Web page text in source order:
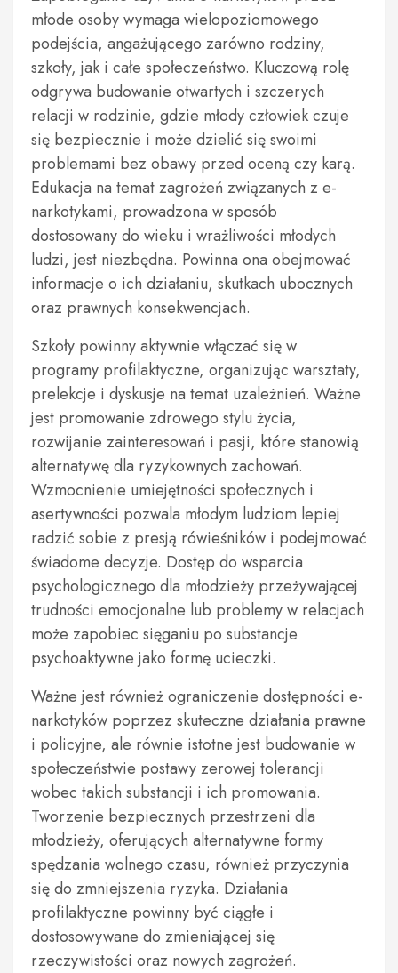
młode osoby wymaga wielopoziomowego
podejścia, angażującego zarówno rodziny,
szkoły, jak i całe społeczeństwo. Kluczową rolę
odgrywa budowanie otwartych i szczerych
relacji w rodzinie, gdzie młody człowiek czuje
się bezpiecznie i może dzielić się swoimi
problemami bez obawy przed oceną czy karą.
Edukacja na temat zagrożeń związanych z e-
narkotykami, prowadzona w sposób
dostosowany do wieku i wrażliwości młodych
ludzi, jest niezbędna. Powinna ona obejmować
informacje o ich działaniu, skutkach ubocznych
oraz prawnych konsekwencjach.
Szkoły powinny aktywnie włączać się w
programy profilaktyczne, organizując warsztaty,
prelekcje i dyskusje na temat uzależnień. Ważne
jest promowanie zdrowego stylu życia,
rozwijanie zainteresowań i pasji, które stanowią
alternatywę dla ryzykownych zachowań.
Wzmocnienie umiejętności społecznych i
asertywności pozwala młodym ludziom lepiej
radzić sobie z presją rówieśników i podejmować
świadome decyzje. Dostęp do wsparcia
psychologicznego dla młodzieży przeżywającej
trudności emocjonalne lub problemy w relacjach
może zapobiec sięganiu po substancje
psychoaktywne jako formę ucieczki.
Ważne jest również ograniczenie dostępności e-
narkotyków poprzez skuteczne działania prawne
i policyjne, ale równie istotne jest budowanie w
społeczeństwie postawy zerowej tolerancji
wobec takich substancji i ich promowania.
Tworzenie bezpiecznych przestrzeni dla
młodzieży, oferujących alternatywne formy
spędzania wolnego czasu, również przyczynia
się do zmniejszenia ryzyka. Działania
profilaktyczne powinny być ciągłe i
dostosowywane do zmieniającej się
rzeczywistości oraz nowych zagrożeń.